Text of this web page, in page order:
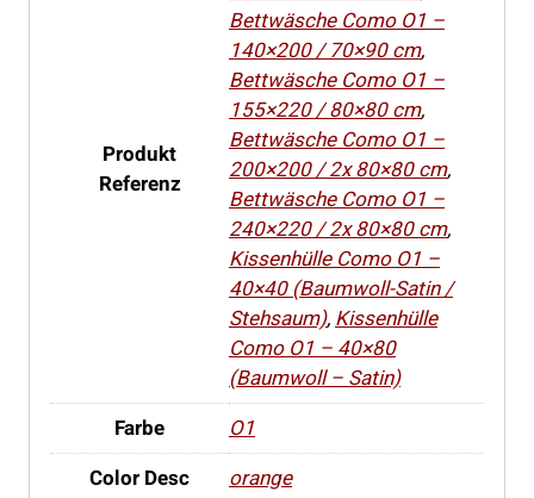
Produkt
Referenz
Bettwäsche Como O1 –
140×200 / 70×90 cm,
Bettwäsche Como O1 –
155×220 / 80×80 cm,
Bettwäsche Como O1 –
200×200 / 2x 80×80 cm,
Bettwäsche Como O1 –
240×220 / 2x 80×80 cm,
Kissenhülle Como O1 –
40×40 (Baumwoll-Satin /
Stehsaum), Kissenhülle
Como O1 – 40×80
(Baumwoll – Satin)
Farbe
O1
Color Desc
orange